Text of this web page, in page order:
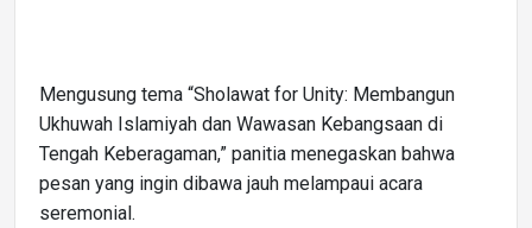
Mengusung tema “Sholawat for Unity: Membangun
Ukhuwah Islamiyah dan Wawasan Kebangsaan di
Tengah Keberagaman,” panitia menegaskan bahwa
pesan yang ingin dibawa jauh melampaui acara
seremonial.